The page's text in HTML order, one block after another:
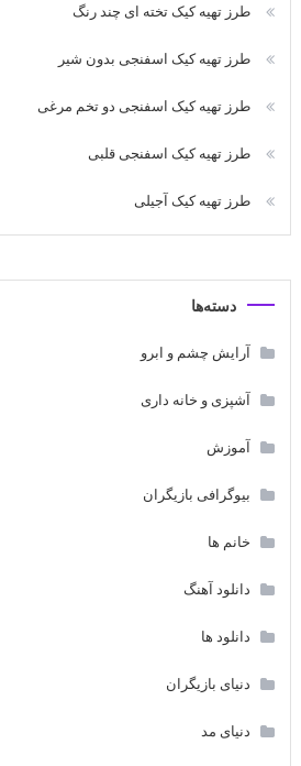
طرز تهیه کیک تخته ای چند رنگ
طرز تهیه کیک اسفنجی بدون شیر
طرز تهیه کیک اسفنجی دو تخم مرغی
طرز تهیه کیک اسفنجی قلبی
طرز تهیه کیک آجیلی
دسته‌ها
آرایش چشم و ابرو
آشپزی و خانه داری
آموزش
بیوگرافی بازیگران
خانم ها
دانلود آهنگ
دانلود ها
دنیای بازیگران
دنیای مد